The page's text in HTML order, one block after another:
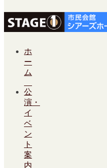
ホ
ー
ム
公
演・
イ
ベ
ン
ト
案
内